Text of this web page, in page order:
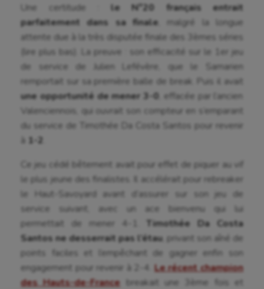
Une certitude : le N°20 français entrait
parfaitement dans sa finale , malgré la longue
attente due à la très disputée finale des 3èmes séries
(lire plus bas). La preuve : son efficacité sur le 1er jeu
de service de Julien Lefévère, que le Samarien
remportait sur sa première balle de break. Puis il avait
une opportunité de mener 3-0 , effacée par l’ancien
Valenciennois, qui ouvrait son compteur en s’emparant
du service de Timothée Da Costa Santos pour revenir
à 1-2
Ce jeu cédé bêtement avait pour effet de piquer au vif
le plus jeune des finalistes. Il accélérait pour rebreaker
le Haut-Savoyard avant d’assurer sur son jeu de
service suivant, avec un ace bienvenu qui lui
permettait de mener 4-1. Timothée Da Costa
Santos ne desserrait pas l’étau , privant son aîné de
points faciles et l’empêchant de gagner enfin son
engagement pour revenir à 2-4. Le récent champion
des Hauts-de-France breakait une 3ème fois et